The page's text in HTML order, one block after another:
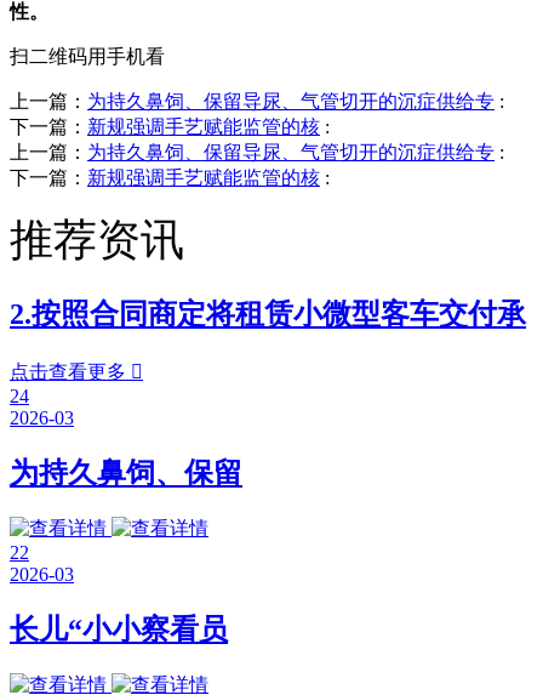
性。
扫二维码用手机看
上一篇： 为持久鼻饲、保留导尿、气管切开的沉症供给专 :
下一篇： 新规强调手艺赋能监管的核 :
上一篇： 为持久鼻饲、保留导尿、气管切开的沉症供给专 :
下一篇： 新规强调手艺赋能监管的核 :
推荐资讯
2.按照合同商定将租赁小微型客车交付承
点击查看更多 
24
2026-03
为持久鼻饲、保留
22
2026-03
长儿“小小察看员